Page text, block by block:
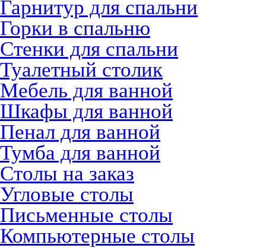
Гарнитур для спальни
Горки в спальню
Стенки для спальни
Туалетный столик
Мебель для ванной
Шкафы для ванной
Пенал для ванной
Тумба для ванной
Столы на заказ
Угловые столы
Письменные столы
Компьютерные столы